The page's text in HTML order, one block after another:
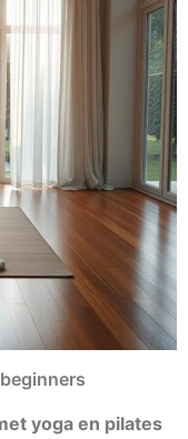
yoga en pilates